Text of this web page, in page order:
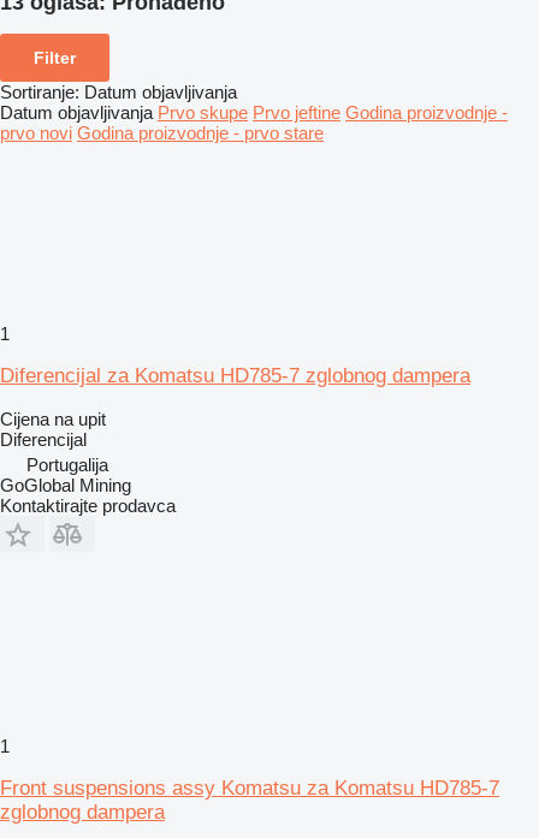
Filter
Sortiranje: Datum objavljivanja
Datum objavljivanja Prvo skupe Prvo jeftine Godina proizvodnje -
prvo novi Godina proizvodnje - prvo stare
1
Diferencijal za Komatsu HD785-7 zglobnog dampera
Cijena na upit
Diferencijal
Portugalija
GoGlobal Mining
Kontaktirajte prodavca
1
Front suspensions assy Komatsu za Komatsu HD785-7
zglobnog dampera